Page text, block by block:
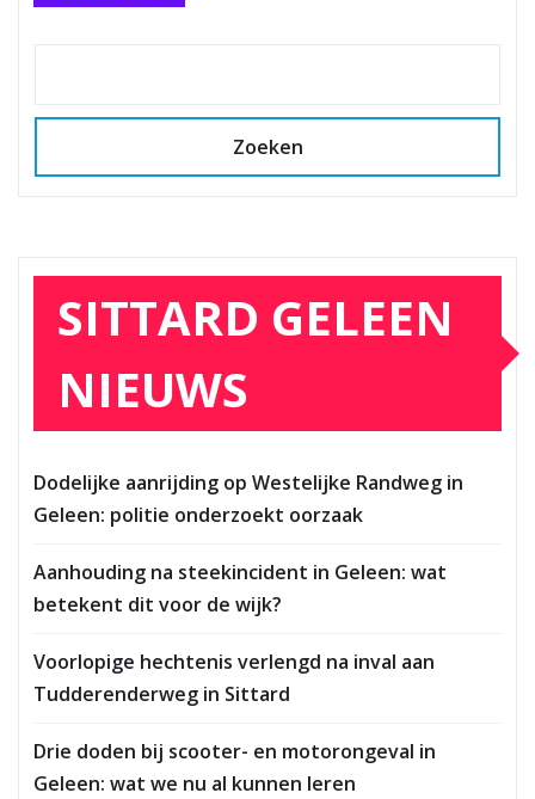
Zoeken
SITTARD GELEEN
NIEUWS
Dodelijke aanrijding op Westelijke Randweg in
Geleen: politie onderzoekt oorzaak
Aanhouding na steekincident in Geleen: wat
betekent dit voor de wijk?
Voorlopige hechtenis verlengd na inval aan
Tudderenderweg in Sittard
Drie doden bij scooter- en motorongeval in
Geleen: wat we nu al kunnen leren